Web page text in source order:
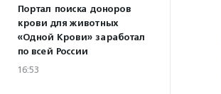
Портал поиска доноров
крови для животных
«Одной Крови» заработал
по всей России
16:53